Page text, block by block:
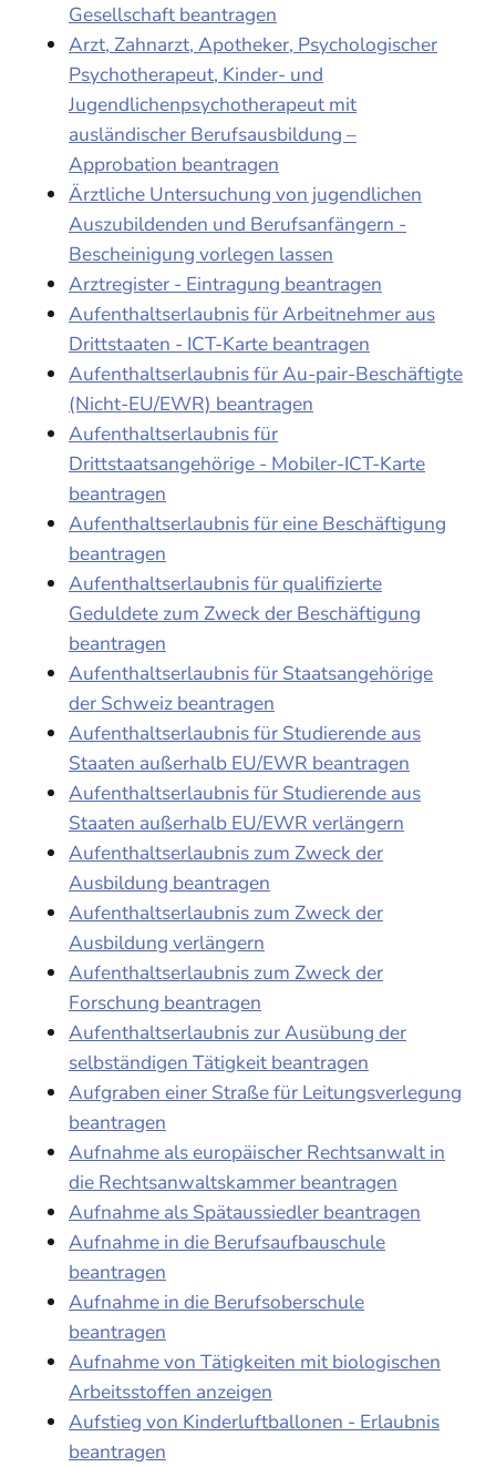
Gesellschaft beantragen
Arzt, Zahnarzt, Apotheker, Psychologischer
Psychotherapeut, Kinder- und
Jugendlichenpsychotherapeut mit
ausländischer Berufsausbildung –
Approbation beantragen
Ärztliche Untersuchung von jugendlichen
Auszubildenden und Berufsanfängern -
Bescheinigung vorlegen lassen
Arztregister - Eintragung beantragen
Aufenthaltserlaubnis für Arbeitnehmer aus
Drittstaaten - ICT-Karte beantragen
Aufenthaltserlaubnis für Au-pair-Beschäftigte
(Nicht-EU/EWR) beantragen
Aufenthaltserlaubnis für
Drittstaatsangehörige - Mobiler-ICT-Karte
beantragen
Aufenthaltserlaubnis für eine Beschäftigung
beantragen
Aufenthaltserlaubnis für qualifizierte
Geduldete zum Zweck der Beschäftigung
beantragen
Aufenthaltserlaubnis für Staatsangehörige
der Schweiz beantragen
Aufenthaltserlaubnis für Studierende aus
Staaten außerhalb EU/EWR beantragen
Aufenthaltserlaubnis für Studierende aus
Staaten außerhalb EU/EWR verlängern
Aufenthaltserlaubnis zum Zweck der
Ausbildung beantragen
Aufenthaltserlaubnis zum Zweck der
Ausbildung verlängern
Aufenthaltserlaubnis zum Zweck der
Forschung beantragen
Aufenthaltserlaubnis zur Ausübung der
selbständigen Tätigkeit beantragen
Aufgraben einer Straße für Leitungsverlegung
beantragen
Aufnahme als europäischer Rechtsanwalt in
die Rechtsanwaltskammer beantragen
Aufnahme als Spätaussiedler beantragen
Aufnahme in die Berufsaufbauschule
beantragen
Aufnahme in die Berufsoberschule
beantragen
Aufnahme von Tätigkeiten mit biologischen
Arbeitsstoffen anzeigen
Aufstieg von Kinderluftballonen - Erlaubnis
beantragen